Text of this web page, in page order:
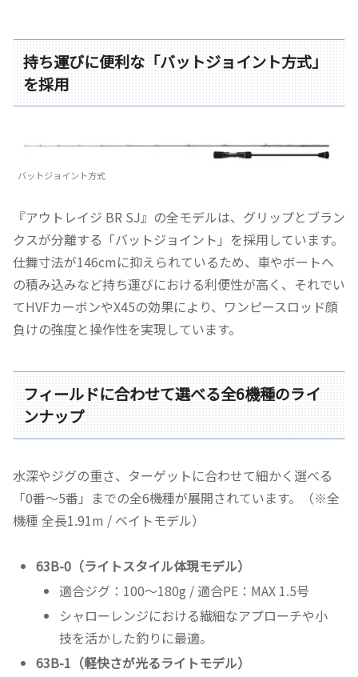
持ち運びに便利な「バットジョイント方式」
を採用
バットジョイント方式
『アウトレイジ BR SJ』の全モデルは、グリップとブラン
クスが分離する「バットジョイント」を採用しています。
仕舞寸法が146cmに抑えられているため、車やボートへ
の積み込みなど持ち運びにおける利便性が高く、それでい
てHVFカーボンやX45の効果により、ワンピースロッド顔
負けの強度と操作性を実現しています。
フィールドに合わせて選べる全6機種のライ
ンナップ
水深やジグの重さ、ターゲットに合わせて細かく選べる
「0番〜5番」までの全6機種が展開されています。（※全
機種 全長1.91m / ベイトモデル）
63B-0（ライトスタイル体現モデル）
適合ジグ：100～180g / 適合PE：MAX 1.5号
シャローレンジにおける繊細なアプローチや小
技を活かした釣りに最適。
63B-1（軽快さが光るライトモデル）